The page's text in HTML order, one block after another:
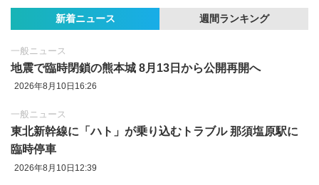
新着ニュース 週間ランキング
一般ニュース
地震で臨時閉鎖の熊本城 8月13日から公開再開へ
2026年8月10日16:26
一般ニュース
東北新幹線に「ハト」が乗り込むトラブル 那須塩原駅に
臨時停車
2026年8月10日12:39